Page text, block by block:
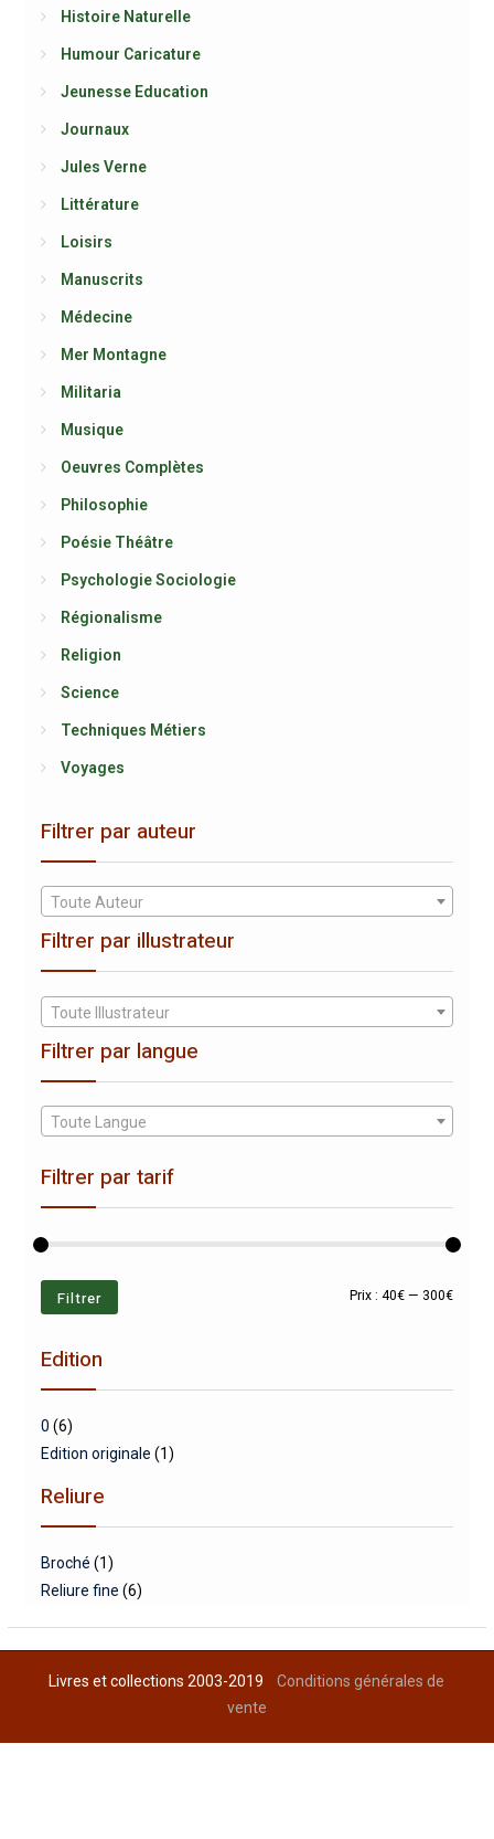
Histoire Naturelle
Humour Caricature
Jeunesse Education
Journaux
Jules Verne
Littérature
Loisirs
Manuscrits
Médecine
Mer Montagne
Militaria
Musique
Oeuvres Complètes
Philosophie
Poésie Théâtre
Psychologie Sociologie
Régionalisme
Religion
Science
Techniques Métiers
Voyages
Filtrer par auteur
Toute Auteur
Filtrer par illustrateur
Toute Illustrateur
Filtrer par langue
Toute Langue
Filtrer par tarif
Prix
Prix
Filtrer Prix :40€ — 300€
Edition
0 (6)
Edition originale (1)
Reliure
Broché (1)
Reliure fine (6)
Livres et collections 2003-2019Conditions générales de
vente